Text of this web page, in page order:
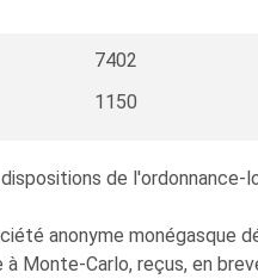
7402
1150
de
anonyme monégasque
Monte-Carlo, reçus, en